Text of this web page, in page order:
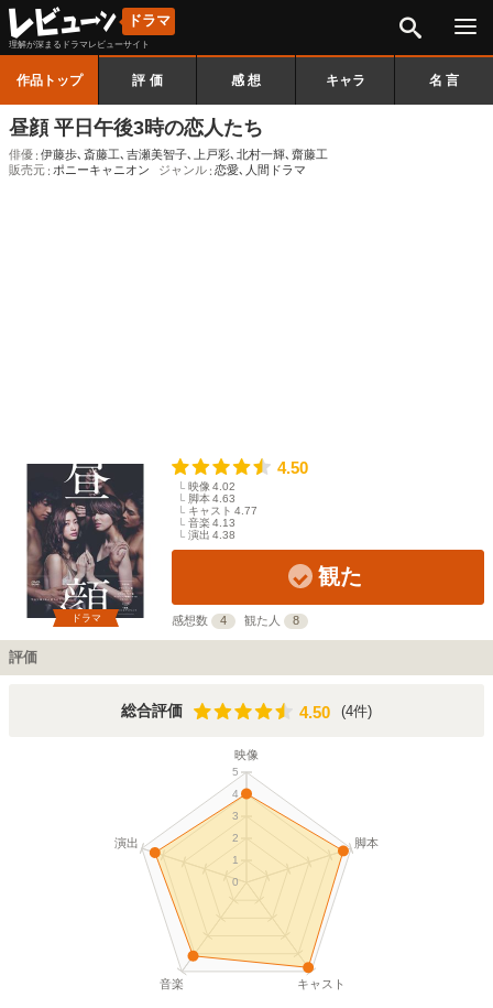
ドラマ
理解が深まるドラマレビューサイト
作品トップ 評価 感想 キャラ 名言
昼顔 平日午後3時の恋人たち
俳優 伊藤歩､ 斎藤工､ 吉瀬美智子､ 上戸彩､ 北村一輝､ 齋藤工
販売元
ポニーキャニオン ジャンル 恋愛､ 人間ドラマ
ドラマ
4.50
映像 4.02
脚本4.63
キャスト 4.77
音楽4.13
演出 4.38
観た
感想数 4 観た人 8
評価
総合評価 4.50
4.50 (4件)
映像
脚本
キャスト
音楽
演出
0
1
2
3
4
5